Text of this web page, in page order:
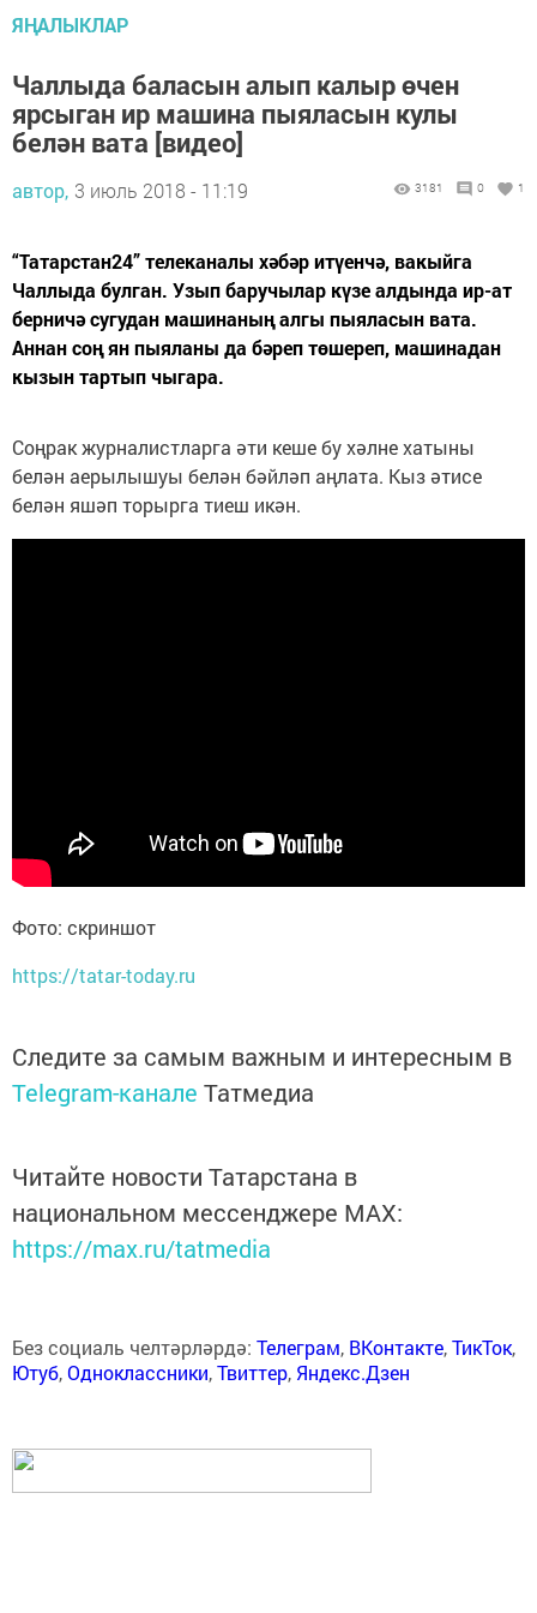
ЯҢАЛЫКЛАР
Чаллыда баласын алып калыр өчен
ярсыган ир машина пыяласын кулы
белән вата [видео]
автор, 3 июль 2018 - 11:19 3181 0 1
“Татарстан24” телеканалы хәбәр итүенчә, вакыйга
Чаллыда булган. Узып баручылар күзе алдында ир-ат
берничә сугудан машинаның алгы пыяласын вата.
Аннан соң ян пыяланы да бәреп төшереп, машинадан
кызын тартып чыгара.
Соңрак журналистларга әти кеше бу хәлне хатыны
белән аерылышуы белән бәйләп аңлата. Кыз әтисе
белән яшәп торырга тиеш икән.
Фото: скриншот
https://tatar-today.ru
Следите за самым важным и интересным в
Telegram-канале Татмедиа
Читайте новости Татарстана в
национальном мессенджере MАХ:
https://max.ru/tatmedia
Без социаль челтәрләрдә: Телеграм, ВКонтакте,ТикТок,
Ютуб,Одноклассники,Твиттер, Яндекс.Дзен